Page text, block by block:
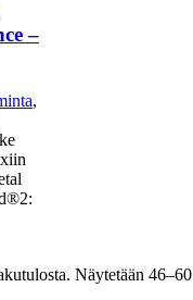
–
,
Näytetään 46–60